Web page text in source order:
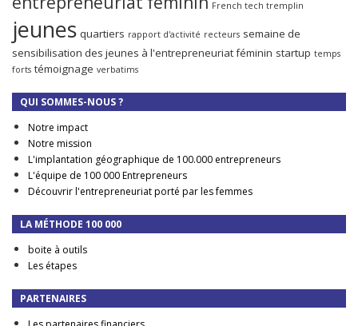
French tech tremplin
jeunes quartiers rapport d'activité recteurs semaine de
sensibilisation des jeunes à l'entrepreneuriat féminin startup temps
forts témoignage verbatims
QUI SOMMES-NOUS ?
Notre impact
Notre mission
L'implantation géographique de 100.000 entrepreneurs
L'équipe de 100 000 Entrepreneurs
Découvrir l'entrepreneuriat porté par les femmes
LA MÉTHODE 100 000
boite à outils
Les étapes
PARTENAIRES